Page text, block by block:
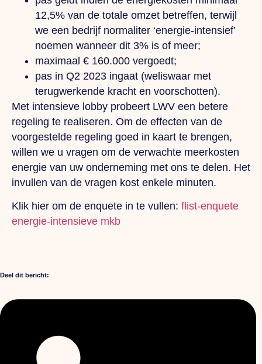
12,5% van de totale omzet betreffen, terwijl
we een bedrijf normaliter ‘energie-intensief’
noemen wanneer dit 3% is of meer;
maximaal € 160.000 vergoedt;
pas in Q2 2023 ingaat (weliswaar met
terugwerkende kracht en voorschotten).
Met intensieve lobby probeert LWV een betere
regeling te realiseren. Om de effecten van de
voorgestelde regeling goed in kaart te brengen,
willen we u vragen om de verwachte meerkosten
energie van uw onderneming met ons te delen. Het
invullen van de vragen kost enkele minuten.
Klik hier om de enquete in te vullen: flist-enquete
energie-intensieve mkb
Deel dit bericht: